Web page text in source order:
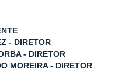
- DIRETOR
- DIRETOR
MOREIRA - DIRETOR